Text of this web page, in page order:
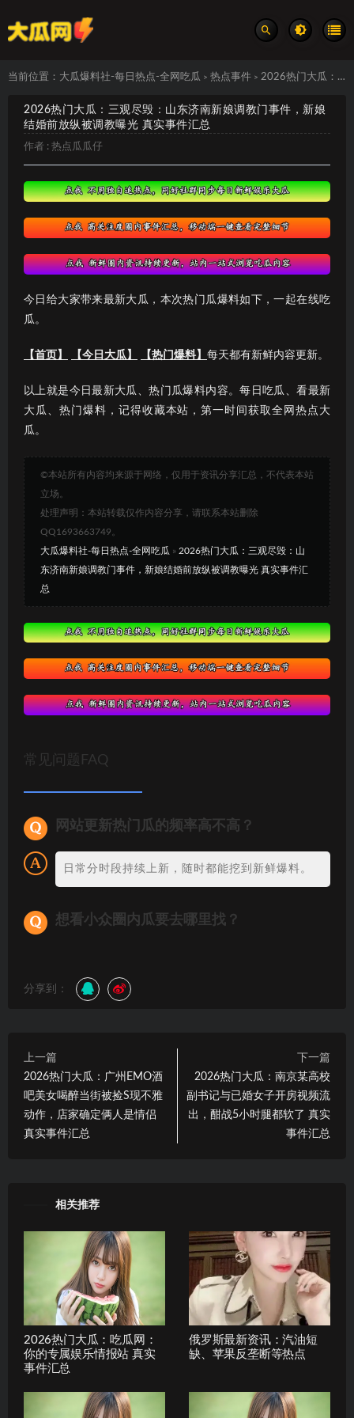
当前位置： 大瓜爆料社-每日热点-全网吃瓜 > 热点事件 > 2026热门大瓜：三观尽毁：山东济南新娘调教门事件，新娘结婚前放纵被调教曝光 真实事件汇总
2026热门大瓜：三观尽毁：山东济南新娘调教门事件，新娘
结婚前放纵被调教曝光 真实事件汇总
作者 : 热点瓜瓜仔
今日给大家带来最新大瓜，本次热门瓜爆料如下，一起在线吃
瓜。
【首页】 【今日大瓜】 【热门爆料】 每天都有新鲜内容更新。
以上就是今日最新大瓜、热门瓜爆料内容。每日吃瓜、看最新
大瓜、热门爆料，记得收藏本站，第一时间获取全网热点大
瓜。
©本站所有内容均来源于网络，仅用于资讯分享汇总，不代表本站
立场。
处理声明：本站转载仅作内容分享，请联系本站删除
QQ1693663749。
大瓜爆料社-每日热点-全网吃瓜 » 2026热门大瓜：三观尽毁：山
东济南新娘调教门事件，新娘结婚前放纵被调教曝光 真实事件汇
总
常见问题FAQ
网站更新热门瓜的频率高不高？
日常分时段持续上新，随时都能挖到新鲜爆料。
想看小众圈内瓜要去哪里找？
分享到：
上一篇
2026热门大瓜：广州EMO酒
吧美女喝醉当街被捡S现不雅
动作，店家确定俩人是情侣
真实事件汇总
下一篇
2026热门大瓜：南京某高校
副书记与已婚女子开房视频流
出，酣战5小时腿都软了 真实
事件汇总
相关推荐
2026热门大瓜：吃瓜网：
你的专属娱乐情报站 真实
事件汇总
俄罗斯最新资讯：汽油短
缺、苹果反垄断等热点